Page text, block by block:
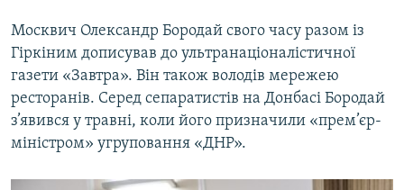
Москвич Олександр Бородай свого часу разом із
Гіркіним дописував до ультранаціоналістичної
газети «Завтра». Він також володів мережею
ресторанів. Серед сепаратистів на Донбасі Бородай
з’явився у травні, коли його призначили «прем’єр-
міністром» угруповання «ДНР».